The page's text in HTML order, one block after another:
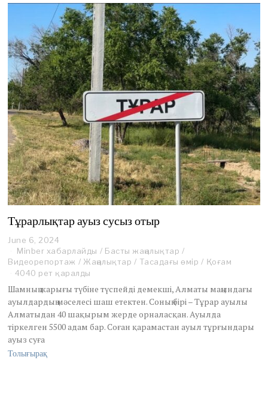
2
0
2
4
Тұрарлықтар ауыз сусыз отыр
June 6, 2024
e
c
e
b
e
r
2
Minber хабарлайды / Басты жаңалықтар /
Видеорепортаж / Жаңалықтар / Тасадағы өмір / Қоғам
4040 рет қаралды
Шамның жарығы түбіне түспейді демекші, Алматы маңындағы
ауылдардың мәселесі шаш етектен. Соның бірі – Тұрар ауылы
Алматыдан 40 шақырым жерде орналасқан. Ауылда
тіркелген 5500 адам бар. Соған қарамастан ауыл тұрғындары
ауыз суға
Толығырақ